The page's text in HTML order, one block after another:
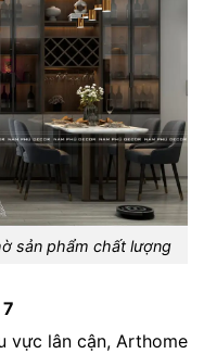
sản phẩm chất lượng
vực lân cận, Arthome